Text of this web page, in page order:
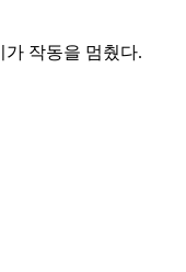
작동을 멈췄다.